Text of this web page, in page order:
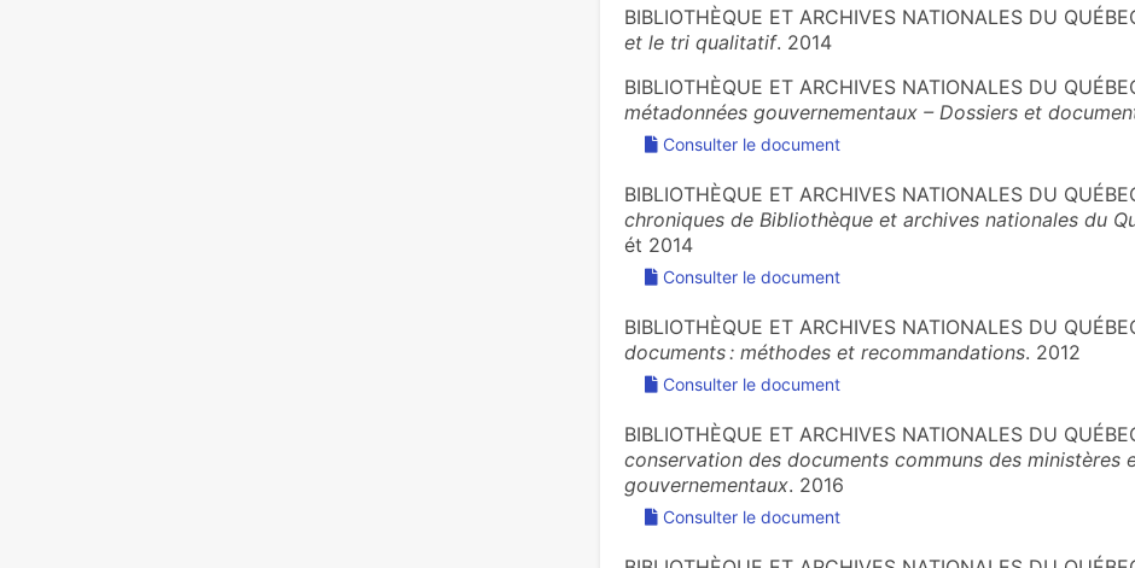
BIBLIOTHÈQUE ET ARCHIVES NATIONALES DU
et le tri qualitatif. 2014
BIBLIOTHÈQUE ET ARCHIVES NATIONALES DU
métadonnées gouvernementaux – Dossiers et
Consulter le document
BIBLIOTHÈQUE ET ARCHIVES NATIONALES DU
chroniques de Bibliothèque et archives nationales du
ét 2014
Consulter le document
BIBLIOTHÈQUE ET ARCHIVES NATIONALES DU
documents : méthodes et recommandations. 2012
Consulter le document
BIBLIOTHÈQUE ET ARCHIVES NATIONALES DU
conservation des documents communs des ministères
gouvernementaux. 2016
Consulter le document